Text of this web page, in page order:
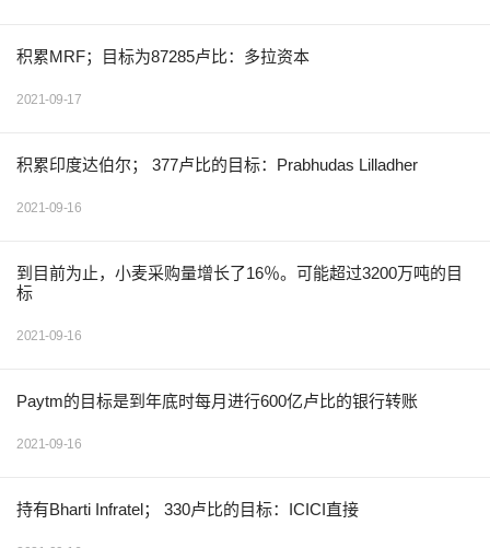
积累MRF；目标为87285卢比：多拉资本
2021-09-17
积累印度达伯尔； 377卢比的目标：Prabhudas Lilladher
2021-09-16
到目前为止，小麦采购量增长了16％。可能超过3200万吨的目
标
2021-09-16
Paytm的目标是到年底时每月进行600亿卢比的银行转账
2021-09-16
持有Bharti Infratel； 330卢比的目标：ICICI直接